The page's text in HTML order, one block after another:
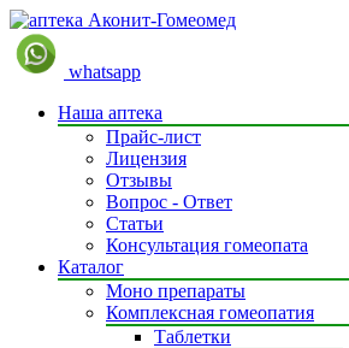
whatsapp
Наша аптека
Прайс-лист
Лицензия
Отзывы
Вопрос - Ответ
Статьи
Консультация гомеопата
Каталог
Моно препараты
Комплексная гомеопатия
Таблетки